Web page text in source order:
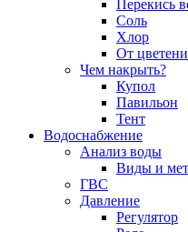
Перекись
Соль
Хлор
От
Чем накрыть?
Купол
Павильон
Тент
Водоснабжение
Анализ воды
Виды и
ГВС
Давление
Регулятор